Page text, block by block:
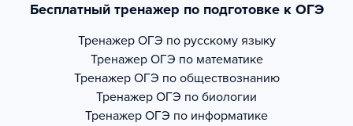
Бесплатный тренажер по подготовке к ОГЭ
Тренажер ОГЭ по русскому языку
Тренажер ОГЭ по математике
Тренажер ОГЭ по обществознанию
Тренажер ОГЭ по биологии
Тренажер ОГЭ по информатике